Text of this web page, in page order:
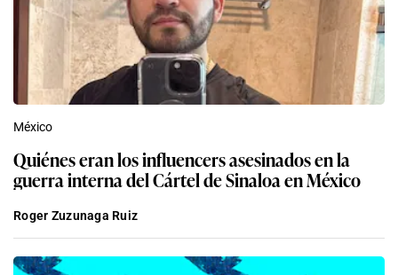
México
Quiénes eran los influencers asesinados en la
guerra interna del Cártel de Sinaloa en México
Roger Zuzunaga Ruiz